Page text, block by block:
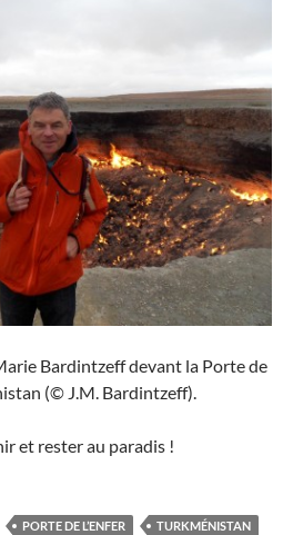
Bardintzeff devant la Porte de
(© J.M. Bardintzeff).
et rester au paradis !
PORTE DE L’ENFER
TURKMÉNISTAN